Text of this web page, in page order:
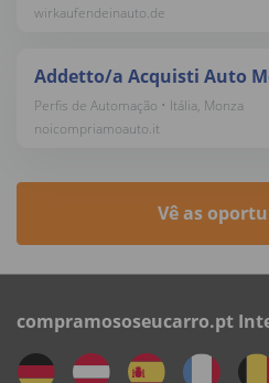
wirkaufendeinauto.de
Addetto/a Acquisti Auto
Perfis de Automação • Itália, Monza
noicompriamoauto.it
Vê as
compramososeucarro.pt